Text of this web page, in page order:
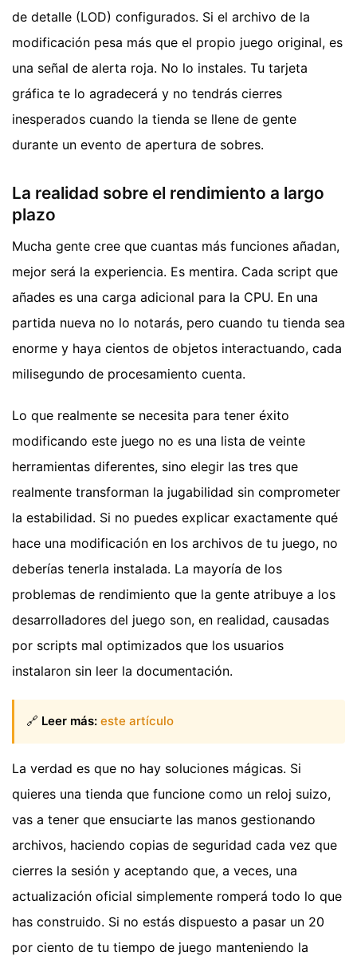
de detalle (LOD) configurados. Si el archivo de la
modificación pesa más que el propio juego original, es
una señal de alerta roja. No lo instales. Tu tarjeta
gráfica te lo agradecerá y no tendrás cierres
inesperados cuando la tienda se llene de gente
durante un evento de apertura de sobres.
La realidad sobre el rendimiento a largo
plazo
Mucha gente cree que cuantas más funciones añadan,
mejor será la experiencia. Es mentira. Cada script que
añades es una carga adicional para la CPU. En una
partida nueva no lo notarás, pero cuando tu tienda sea
enorme y haya cientos de objetos interactuando, cada
milisegundo de procesamiento cuenta.
Lo que realmente se necesita para tener éxito
modificando este juego no es una lista de veinte
herramientas diferentes, sino elegir las tres que
realmente transforman la jugabilidad sin comprometer
la estabilidad. Si no puedes explicar exactamente qué
hace una modificación en los archivos de tu juego, no
deberías tenerla instalada. La mayoría de los
problemas de rendimiento que la gente atribuye a los
desarrolladores del juego son, en realidad, causadas
por scripts mal optimizados que los usuarios
instalaron sin leer la documentación.
🔗 Leer más: este artículo
La verdad es que no hay soluciones mágicas. Si
quieres una tienda que funcione como un reloj suizo,
vas a tener que ensuciarte las manos gestionando
archivos, haciendo copias de seguridad cada vez que
cierres la sesión y aceptando que, a veces, una
actualización oficial simplemente romperá todo lo que
has construido. Si no estás dispuesto a pasar un 20
por ciento de tu tiempo de juego manteniendo la